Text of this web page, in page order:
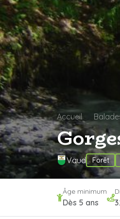
Accueil
Vaud Forêt
Âge minimum
Dès 5 ans